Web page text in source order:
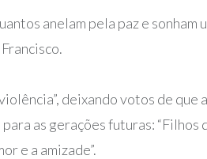
anelam pela paz e sonham
deixando votos de que
as gerações futuras:
e a amizade”.